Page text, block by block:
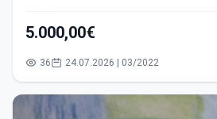
5.000,00€
36 24.07.2026 | 03/2022